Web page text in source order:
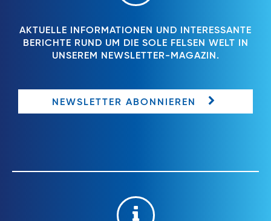
AKTUELLE INFORMATIONEN UND INTERESSANTE
BERICHTE RUND UM DIE SOLE FELSEN WELT IN
UNSEREM NEWSLETTER-MAGAZIN.
NEWSLETTER ABONNIEREN